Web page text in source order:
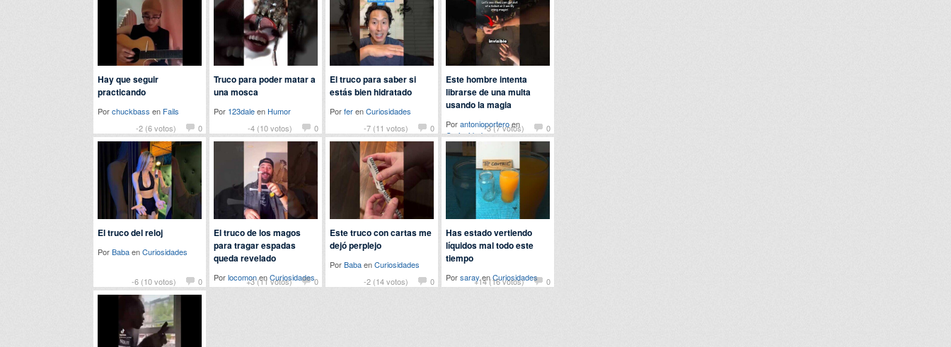
-2 (6 votos) 0
Hay que seguir
practicando
Porchuckbass en Fails
-4 (10 votos)
0
Truco para poder matar a
una mosca
Por 123daleen Humor
-7 (11 votos)
0
El truco para saber si
estás bien hidratado
PorferenCuriosidades
-3 (7 votos)
0
Este hombre intenta
librarse de una multa
usando la magia
Porantonioporteroen
Curiosidades
-6 (10 votos) 0
El truco del reloj
PorBabaenCuriosidades
+3 (11 votos) 0
El truco de los magos
para tragar espadas
queda revelado
PorlocomonenCuriosidades -2 (14 votos) 0
Este truco con cartas me
dejó perplejo
PorBabaenCuriosidades
+14 (16 votos)
0
Has estado vertiendo
líquidos mal todo este
tiempo
PorsarayenCuriosidades